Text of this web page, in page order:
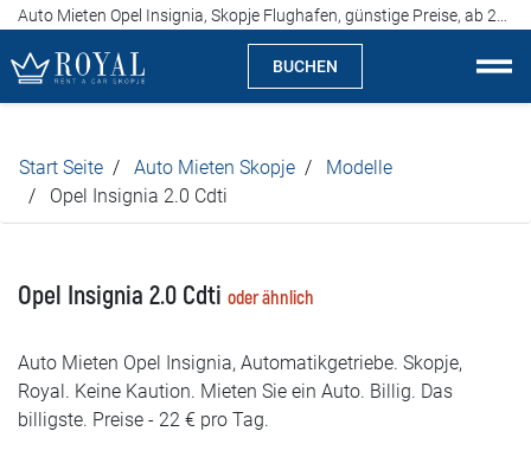
BUCHEN
Über uns
Spezialitäten
Standorte
Auto Mieten
Start Seite Auto Mieten Skopje
Modelle
Opel Insignia 2.0 Cdti
Opel Insignia 2.0 Cdti oder ähnlich
Auto Mieten Opel Insignia, Automatikgetriebe. Skopje,
Royal. Keine Kaution. Mieten Sie ein Auto. Billig. Das
billigste. Preise - 22 € pro Tag.